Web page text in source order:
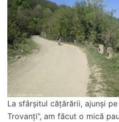
La sfârșitul cățărării, ajunși
Trovanți”, am făcut o mică